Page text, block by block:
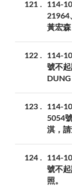
121
114-
21964
黃宏森
122
114-
號不
DUNG
123
114-
5054
淇，請
124
114-
號不
照。